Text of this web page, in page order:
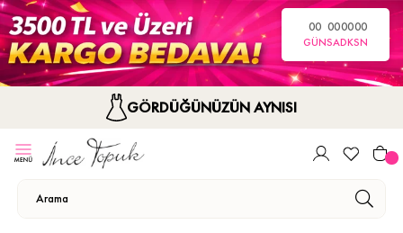
00
GÜN
00
SA
00
DK
00
SN
GÖRDÜĞÜNÜZÜN AYNISI